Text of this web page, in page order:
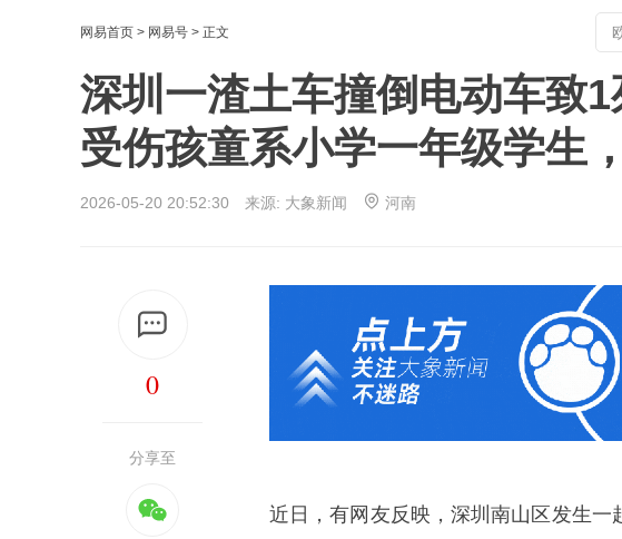
网易首页 > 网易号 > 正文
深圳一渣土车撞倒电动车致
受伤孩童系小学一年级学生
2026-05-20 20:52:30 来源: 大象新闻 河南
0
分享至
近日，有网友反映，深圳南山区发生